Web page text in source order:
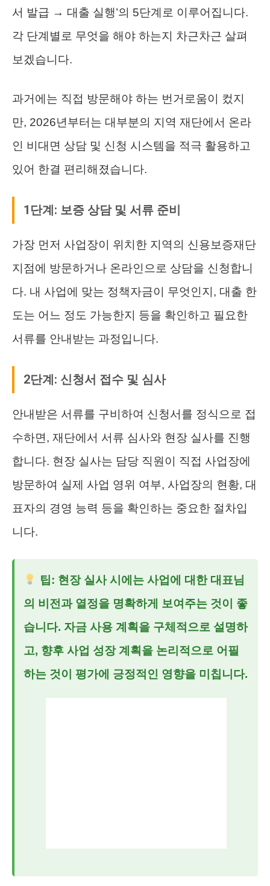
서 발급 → 대출 실행’의 5단계로 이루어집니다.
각 단계별로 무엇을 해야 하는지 차근차근 살펴
보겠습니다.
과거에는 직접 방문해야 하는 번거로움이 컸지
만, 2026년부터는 대부분의 지역 재단에서 온라
인 비대면 상담 및 신청 시스템을 적극 활용하고
있어 한결 편리해졌습니다.
1단계: 보증 상담 및 서류 준비
가장 먼저 사업장이 위치한 지역의 신용보증재단
지점에 방문하거나 온라인으로 상담을 신청합니
다. 내 사업에 맞는 정책자금이 무엇인지, 대출 한
도는 어느 정도 가능한지 등을 확인하고 필요한
서류를 안내받는 과정입니다.
2단계: 신청서 접수 및 심사
안내받은 서류를 구비하여 신청서를 정식으로 접
수하면, 재단에서 서류 심사와 현장 실사를 진행
합니다. 현장 실사는 담당 직원이 직접 사업장에
방문하여 실제 사업 영위 여부, 사업장의 현황, 대
표자의 경영 능력 등을 확인하는 중요한 절차입
니다.
팁: 현장 실사 시에는 사업에 대한 대표님
의 비전과 열정을 명확하게 보여주는 것이 좋
습니다. 자금 사용 계획을 구체적으로 설명하
고, 향후 사업 성장 계획을 논리적으로 어필
하는 것이 평가에 긍정적인 영향을 미칩니다.